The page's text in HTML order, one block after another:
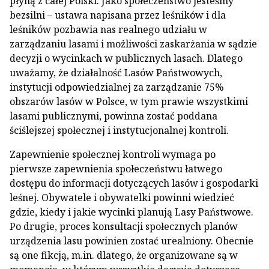
bezsilni – ustawa napisana przez leśników i dla
leśników pozbawia nas realnego udziału w
zarządzaniu lasami i możliwości zaskarżania w sądzie
decyzji o wycinkach w publicznych lasach. Dlatego
uważamy, że działalność Lasów Państwowych,
instytucji odpowiedzialnej za zarządzanie 75%
obszarów lasów w Polsce, w tym prawie wszystkimi
lasami publicznymi, powinna zostać poddana
ściślejszej społecznej i instytucjonalnej kontroli.
Zapewnienie społecznej kontroli wymaga po
pierwsze zapewnienia społeczeństwu łatwego
dostępu do informacji dotyczących lasów i gospodarki
leśnej. Obywatele i obywatelki powinni wiedzieć
gdzie, kiedy i jakie wycinki planują Lasy Państwowe.
Po drugie, proces konsultacji społecznych planów
urządzenia lasu powinien zostać urealniony. Obecnie
są one fikcją, m.in. dlatego, że organizowane są w